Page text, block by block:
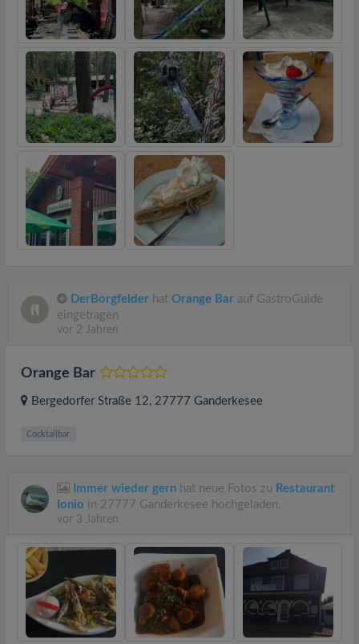
DerBorgfelder hat Orange Bar auf GastroGuide
eingetragen
vor 2 Jahren
Orange Bar
Bergedorfer Straße 12, 27777 Ganderkesee
Cocktailbar
Immer wieder gern hat neue Fotos zu Restaurant
Ionio in 27777 Ganderkesee hochgeladen.
vor 3 Jahren